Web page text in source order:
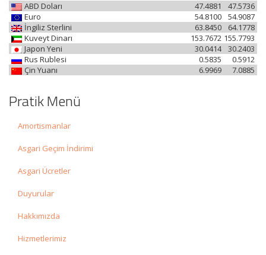
ABD Doları 47.5736
47.4881
Euro
54.9087
54.8100
İngiliz Sterlini
64.1778
63.8450
Kuveyt Dinarı
155.7793
153.7672
Japon Yeni
30.2403
30.0414
Rus Rublesi
0.5912
0.5835
Çin Yuanı
7.0885
6.9969
Pratik Menü
Amortismanlar
Asgari Geçim İndirimi
Asgari Ücretler
Duyurular
Hakkımızda
Hizmetlerimiz